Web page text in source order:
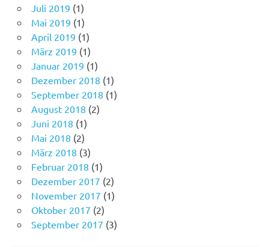
Mai 2019 (1)
April 2019(1)
März 2019 (1)
Januar 2019(1)
Dezember 2018
September 2018 (1)
August 2018(2)
Juni 2018(1)
Mai 2018(2)
März 2018(3)
Februar 2018(1)
Dezember 2017(2)
November 2017 (1)
Oktober 2017(2)
September 2017(3)